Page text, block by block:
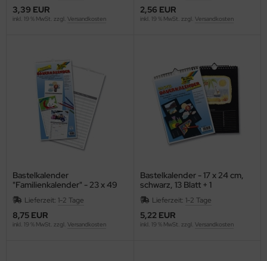
3,39 EUR
inkl. 19 % MwSt. zzgl. Versandkosten
2,56 EUR
inkl. 19 % MwSt. zzgl. Versandkosten
Bastelkalender
"Familienkalender" - 23 x 49
cm, weiß, max. 5
Familienmitglieder, 13 Blatt + 1
zusätzliches Deckblatt
Lieferzeit: 1-2 Tage
8,75 EUR
inkl. 19 % MwSt. zzgl. Versandkosten
Bastelkalender - 17 x 24 cm,
schwarz, 13 Blatt + 1
zusätzliches Deckblatt
Lieferzeit: 1-2 Tage
5,22 EUR
inkl. 19 % MwSt. zzgl. Versandkosten